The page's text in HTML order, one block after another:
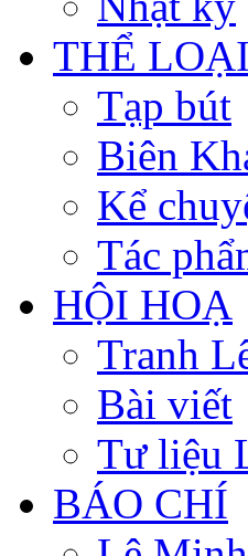
THỂ
Tạp bút
Biên
Kể
Tác
HỘI HOẠ
Tranh
Bài viết
Tư liệu
BÁO CHÍ